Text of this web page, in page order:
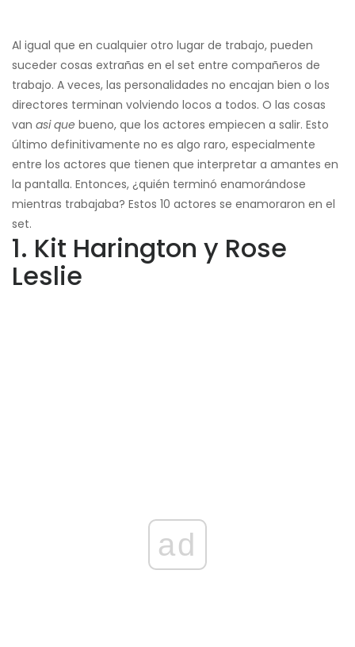
Al igual que en cualquier otro lugar de trabajo, pueden
suceder cosas extrañas en el set entre compañeros de
trabajo. A veces, las personalidades no encajan bien o los
directores terminan volviendo locos a todos. O las cosas
van asi que bueno, que los actores empiecen a salir. Esto
último definitivamente no es algo raro, especialmente
entre los actores que tienen que interpretar a amantes en
la pantalla. Entonces, ¿quién terminó enamorándose
mientras trabajaba? Estos 10 actores se enamoraron en el
set.
1. Kit Harington y Rose
Leslie
ad